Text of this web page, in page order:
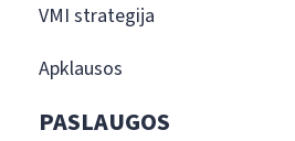
VMI strategija
Apklausos
PASLAUGOS